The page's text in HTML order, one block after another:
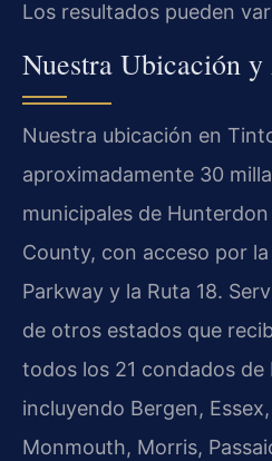
Los resultados pueden
Nuestra Ubicación
Nuestra ubicación en
aproximadamente 30
municipales de
County, con acceso por
Parkway y la Ruta 18.
de otros estados que
todos los 21 condados de
incluyendo Bergen,
Monmouth, Morris,